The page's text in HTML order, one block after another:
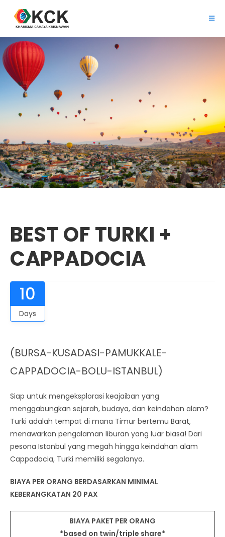
BEST OF TURKI +
CAPPADOCIA
10
Days
(BURSA-KUSADASI-PAMUKKALE-
CAPPADOCIA-BOLU-ISTANBUL)
Siap untuk mengeksplorasi keajaiban yang
menggabungkan sejarah, budaya, dan keindahan alam?
Turki adalah tempat di mana Timur bertemu Barat,
menawarkan pengalaman liburan yang luar biasa! Dari
pesona Istanbul yang megah hingga keindahan alam
Cappadocia, Turki memiliki segalanya.
BIAYA PER ORANG BERDASARKAN MINIMAL
KEBERANGKATAN 20 PAX
BIAYA PAKET PER ORANG
*based on twin/triple share*